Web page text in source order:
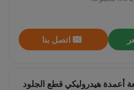
اتصل بنا
أعمدة هيدروليكي قطع الجلود